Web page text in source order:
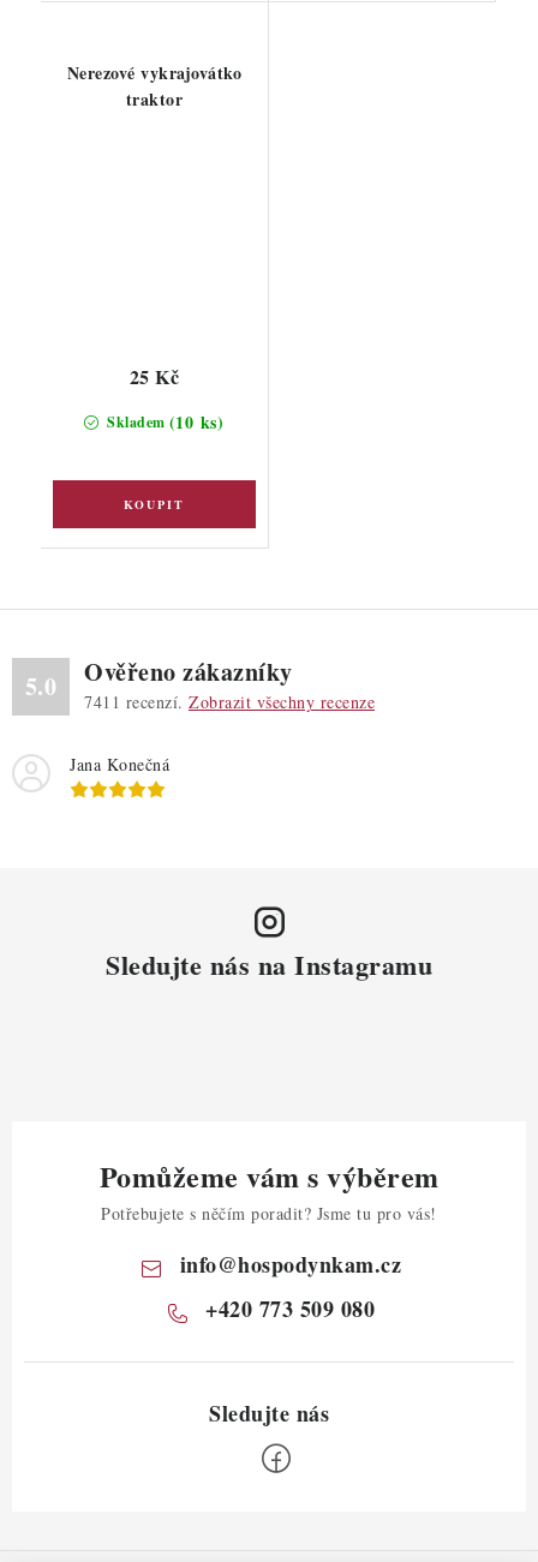
Nerezové vykrajovátko
traktor
Skladem (10 ks)
25 Kč
5.0 Ověřeno zákazníky
7411 recenzí. Zobrazit všechny recenze
Jana Konečná
Sledujte nás na Instagramu
Pomůžeme vám s výběrem
Potřebujete s něčím poradit? Jsme tu pro vás!
info@hospodynkam.cz
+420 773 509 080